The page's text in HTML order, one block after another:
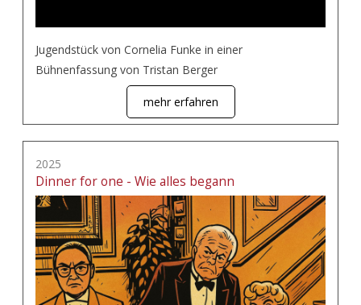
Jugendstück von Cornelia Funke in einer
Bühnenfassung von Tristan Berger
mehr erfahren
2025
Dinner for one - Wie alles begann